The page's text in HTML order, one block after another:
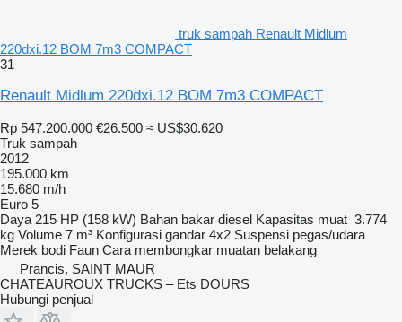
truk sampah Renault Midlum
220dxi.12 BOM 7m3 COMPACT
31
Renault Midlum 220dxi.12 BOM 7m3 COMPACT
Rp 547.200.000 €26.500 ≈ US$30.620
Truk sampah
2012
195.000 km
15.680 m/h
Euro 5
Daya 215 HP (158 kW) Bahan bakar diesel Kapasitas muat 3.774
kg Volume 7 m³ Konfigurasi gandar 4x2 Suspensi pegas/udara
Merek bodi Faun Cara membongkar muatan belakang
Prancis, SAINT MAUR
CHATEAUROUX TRUCKS – Ets DOURS
Hubungi penjual